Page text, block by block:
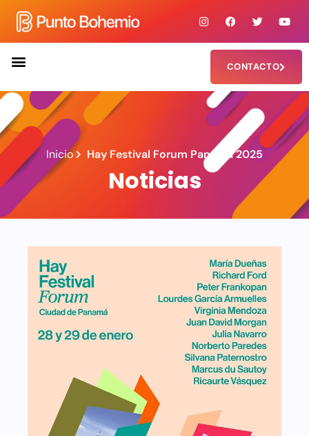
CONTACTO
Inicio Hay Festival Forum Panamá 2025
Noticias